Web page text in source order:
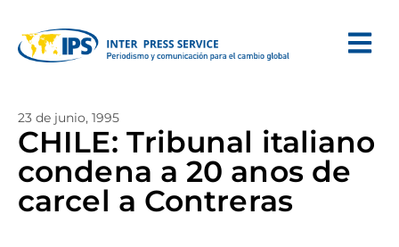
23 de junio, 1995
CHILE: Tribunal italiano
condena a 20 anos de
carcel a Contreras